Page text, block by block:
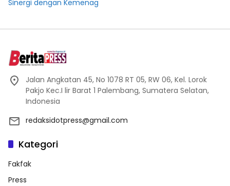
Sinergi dengan Kemenag
Jalan Angkatan 45, No 1078 RT 05, RW 06, Kel. Lorok
Pakjo Kec.I lir Barat 1 Palembang, Sumatera Selatan,
Indonesia
redaksidotpress@gmail.com
Kategori
Fakfak
Press